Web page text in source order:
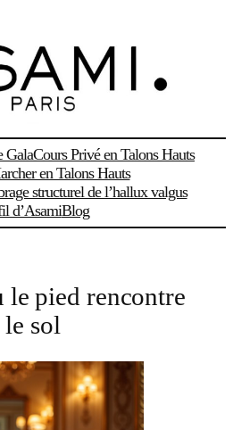
GalaCours Privé en Talons Hauts
en Talons Hauts
structurel de l’hallux valgus
d’AsamiBlog
le pied rencontre
le sol